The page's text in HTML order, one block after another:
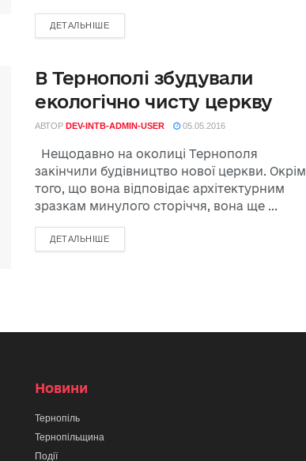
ДЕТАЛЬНІШЕ
В Тернополі збудували
екологічно чисту церкву
АВТОР DEV-INTB-ADMIN-USER 05.05.2016
Нещодавно на околиці Тернополя
закінчили будівництво нової церкви. Окрім
того, що вона відповідає архітектурним
зразкам минулого сторіччя, вона ще ...
ДЕТАЛЬНІШЕ
Новини
Тернопіль
Тернопільщина
Події